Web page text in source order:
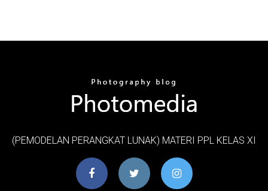
(PEMODELAN PERANGKAT LUNAK) MATERI PPL KELAS XI